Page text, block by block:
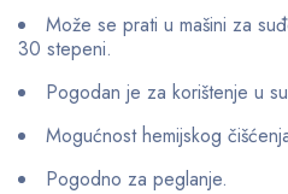
Može se prati u mašini za
30 stepeni.
Pogodan je za korištenje u
Mogućnost hemijskog
Pogodno za peglanje.